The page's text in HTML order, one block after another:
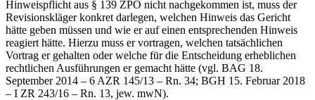
Hinweispflicht aus § 139 ZPO nicht nachgekommen ist, muss der
Revisionskläger konkret darlegen, welchen Hinweis das Gericht
hätte geben müssen und wie er auf einen entsprechenden Hinweis
reagiert hätte. Hierzu muss er vortragen, welchen tatsächlichen
Vortrag er gehalten oder welche für die Entscheidung erheblichen
rechtlichen Ausführungen er gemacht hätte (vgl. BAG 18.
September 2014 – 6 AZR 145/13 – Rn. 34; BGH 15. Februar 2018
– I ZR 243/16 – Rn. 13, jew. mwN).